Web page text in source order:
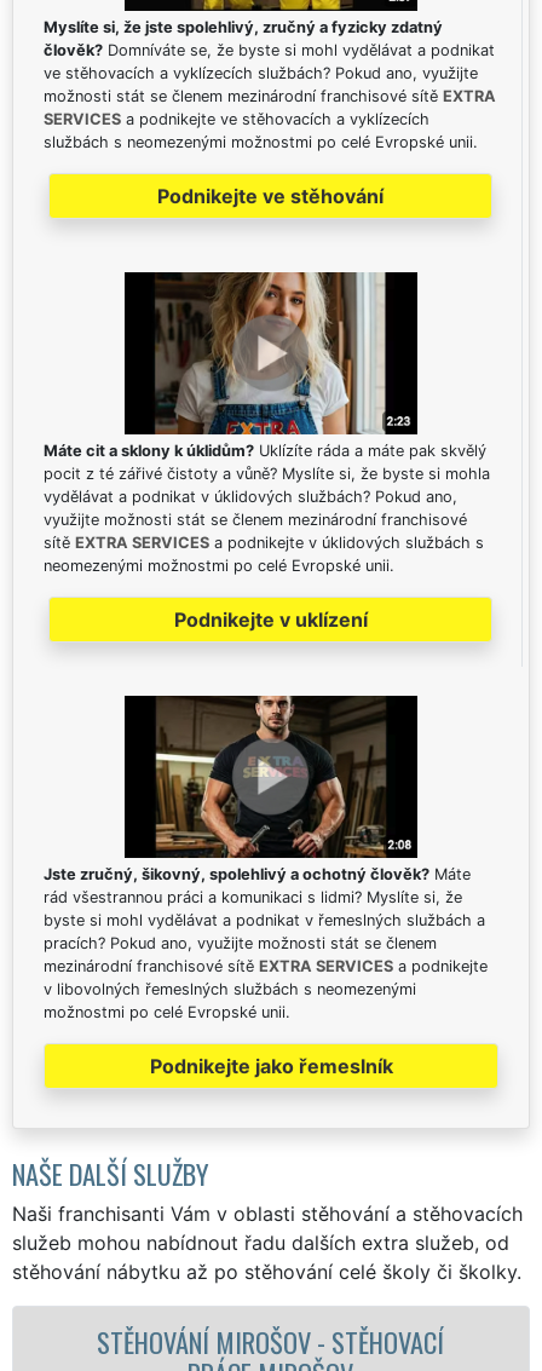
Myslíte si, že jste spolehlivý, zručný a fyzicky zdatný
člověk? Domníváte se, že byste si mohl vydělávat a podnikat
ve stěhovacích a vyklízecích službách? Pokud ano, využijte
možnosti stát se členem mezinárodní franchisové sítě EXTRA
SERVICES a podnikejte ve stěhovacích a vyklízecích
službách s neomezenými možnostmi po celé Evropské unii.
Podnikejte ve stěhování
Máte cit a sklony k úklidům? Uklízíte ráda a máte pak skvělý
pocit z té zářivé čistoty a vůně? Myslíte si, že byste si mohla
vydělávat a podnikat v úklidových službách? Pokud ano,
využijte možnosti stát se členem mezinárodní franchisové
sítě EXTRA SERVICES a podnikejte v úklidových službách s
neomezenými možnostmi po celé Evropské unii.
Podnikejte v uklízení
Jste zručný, šikovný, spolehlivý a ochotný člověk? Máte
rád všestrannou práci a komunikaci s lidmi? Myslíte si, že
byste si mohl vydělávat a podnikat v řemeslných službách a
pracích? Pokud ano, využijte možnosti stát se členem
mezinárodní franchisové sítě EXTRA SERVICES a podnikejte
v libovolných řemeslných službách s neomezenými
možnostmi po celé Evropské unii.
Podnikejte jako řemeslník
NAŠE DALŠÍ SLUŽBY
Naši franchisanti Vám v oblasti stěhování a stěhovacích
služeb mohou nabídnout řadu dalších extra služeb, od
stěhování nábytku až po stěhování celé školy či školky.
- STĚHOVACÍ STĚHOVACÍ SLUŽBA